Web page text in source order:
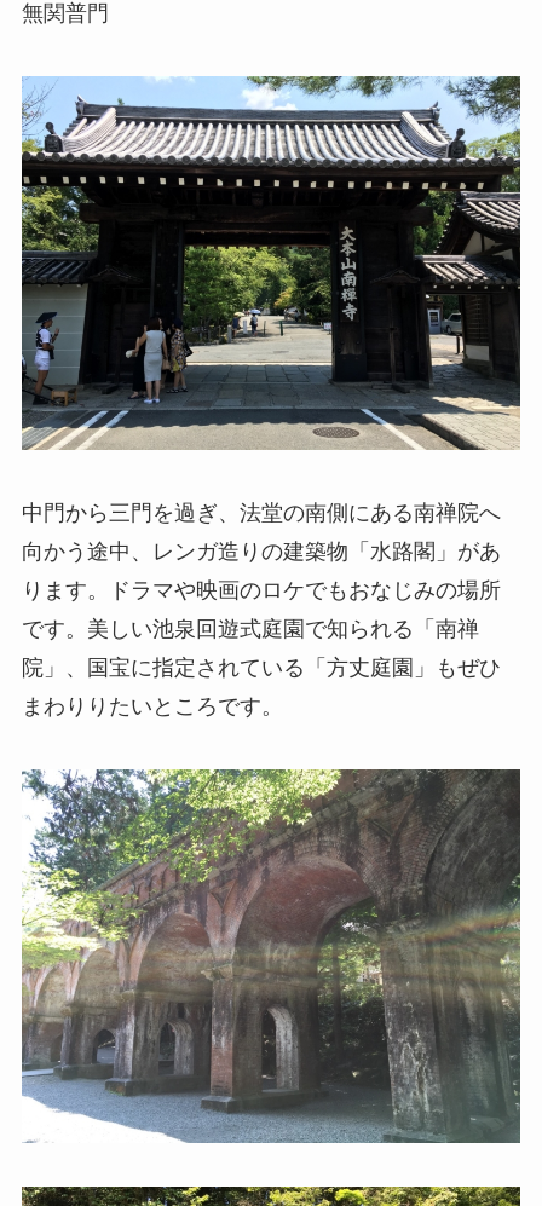
無関普門
中門から三門を過ぎ、法堂の南側にある南禅院へ
向かう途中、レンガ造りの建築物「水路閣」があ
ります。ドラマや映画のロケでもおなじみの場所
です。美しい池泉回遊式庭園で知られる「南禅
院」、国宝に指定されている「方丈庭園」もぜひ
まわりりたいところです。